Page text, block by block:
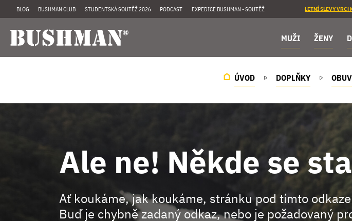
BLOG BUSHMAN CLUB STUDENTSKÁ SOUTĚŽ 2026 PODCAST EXPEDICE BUSHMAN - SOUTĚŽ LETNÍ SLEVY
MUŽI ŽENY
ÚVOD DOPLŇKY OBUV
Ale ne! Někde se
Ať koukáme, jak koukáme, stránku pod tímto
Buď je chybně zadaný odkaz, nebo je požadovaný